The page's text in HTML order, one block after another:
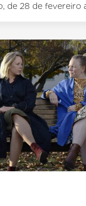
de 28 de fevereiro